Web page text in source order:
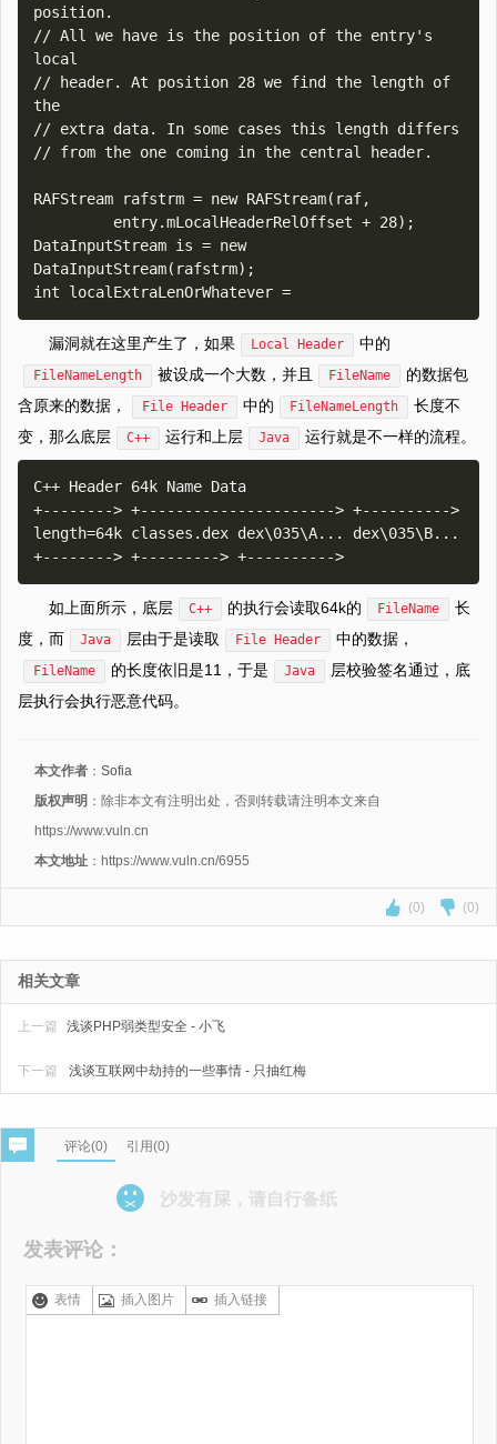
position.
// All we have is the position of the entry's
local
// header. At position 28 we find the length of
the
// extra data. In some cases this length differs
// from the one coming in the central header.
RAFStream rafstrm = new RAFStream(raf,
DataInputStream is = new
DataInputStream(rafstrm);
漏洞就在这里产生了，如果 Local Header 中的
FileNameLength 被设成一个大数，并且 FileName
的数据包
含原来的数据，
File Header 中的 FileNameLength
长度不
变，那么底层
C++ 运行和上层 Java 运行就是不一样的流程。
C++ Header 64k Name Data
+--------> +----------------------> +---------->
length=64k classes.dex dex\035\A... dex\035\B...
如上面所示，底层 C++ 的执行会读取64k的 FileName
长
度，而
Java 层由于是读取 File Header 中的数据，
FileName 的长度依旧是11，于是 Java
层校验签名通过，底
层执行会执行恶意代码。
本文作者 ： Sofia
版权声明 ：除非本文有注明出处，否则转载请注明本文来自
https://www.vuln.cn
本文地址 ：https://www.vuln.cn/6955
(0) (0)
相关文章
上一篇 浅谈PHP弱类型安全 - 小飞
浅谈互联网中劫持的一些事情 - 只抽红梅
下一篇
评论(0) 引用(0)
沙发有屎，请自行备纸
发表评论：
表情 插入图片 插入链接